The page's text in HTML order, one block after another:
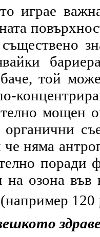
играе
той
мощен
няма
на озона
120